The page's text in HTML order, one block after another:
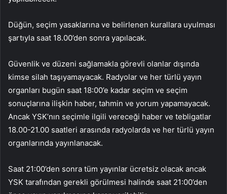
Düğün, seçim yasaklarına ve belirlenen kurallara uyulması
şartıyla saat 18.00’den sonra yapılacak.
Güvenlik ve düzeni sağlamakla görevli olanlar dışında
kimse silah taşıyamayacak. Radyolar ve her türlü yayın
organları bugün saat 18:00’e kadar seçim ve seçim
sonuçlarına ilişkin haber, tahmin ve yorum yapamayacak.
Ancak YSK’nın seçimle ilgili vereceği haber ve tebligatlar
18.00-21.00 saatleri arasında radyolarda ve her türlü yayın
organlarında yayınlanacak.
Saat 21:00’den sonra tüm yayınlar ücretsiz olacak ancak
YSK tarafından gerekli görülmesi halinde saat 21:00’den